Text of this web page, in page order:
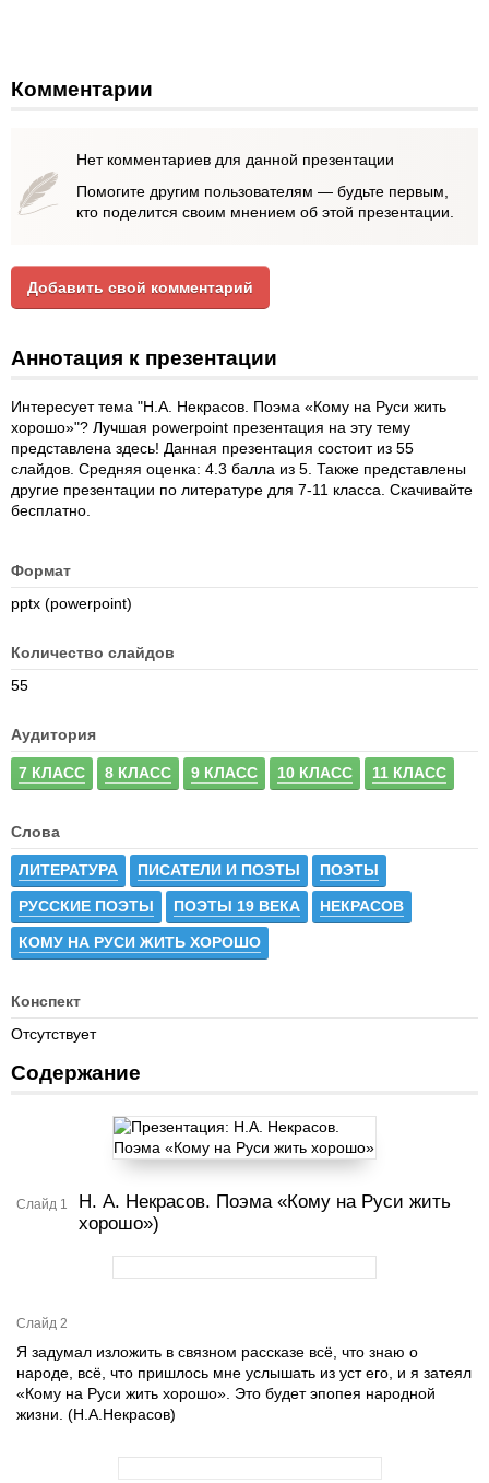
Комментарии
Нет комментариев для данной презентации
Помогите другим пользователям — будьте первым,
кто поделится своим мнением об этой презентации.
Добавить свой комментарий
Аннотация к презентации
Интересует тема "Н.А. Некрасов. Поэма «Кому на Руси жить
хорошо»"? Лучшая powerpoint презентация на эту тему
представлена здесь! Данная презентация состоит из 55
слайдов. Средняя оценка: 4.3 балла из 5. Также представлены
другие презентации по литературе для 7-11 класса. Скачивайте
бесплатно.
Формат
pptx (powerpoint)
Количество слайдов
55
Аудитория
7 КЛАСС 8 КЛАСС 9 КЛАСС 10 КЛАСС 11 КЛАСС
Слова
ЛИТЕРАТУРА ПИСАТЕЛИ И ПОЭТЫ ПОЭТЫ
РУССКИЕ ПОЭТЫ ПОЭТЫ 19 ВЕКА НЕКРАСОВ
КОМУ НА РУСИ ЖИТЬ ХОРОШО
Конспект
Отсутствует
Содержание
Слайд 1
Н. А. Некрасов. Поэма «Кому на Руси жить
хорошо»)
Слайд 2
Я задумал изложить в связном рассказе всё, что знаю о
народе, всё, что пришлось мне услышать из уст его, и я затеял
«Кому на Руси жить хорошо». Это будет эпопея народной
жизни. (Н.А.Некрасов)